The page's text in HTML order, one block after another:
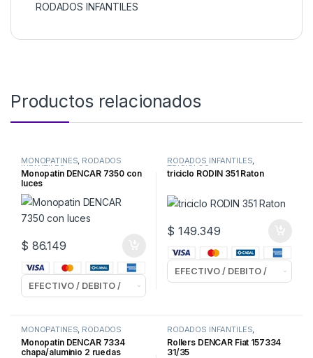
RODADOS INFANTILES
Productos relacionados
MONOPATINES, RODADOS
INFANTILES
Monopatin DENCAR 7350 con
luces
$ 86.149
RODADOS INFANTILES,
TRICICLOS
triciclo RODIN 351 Raton
$ 149.349
MONOPATINES, RODADOS
INFANTILES
Monopatin DENCAR 7334
chapa/aluminio 2 ruedas
RODADOS INFANTILES,
ROLLERS y PATINES
Rollers DENCAR Fiat 157334
31/35